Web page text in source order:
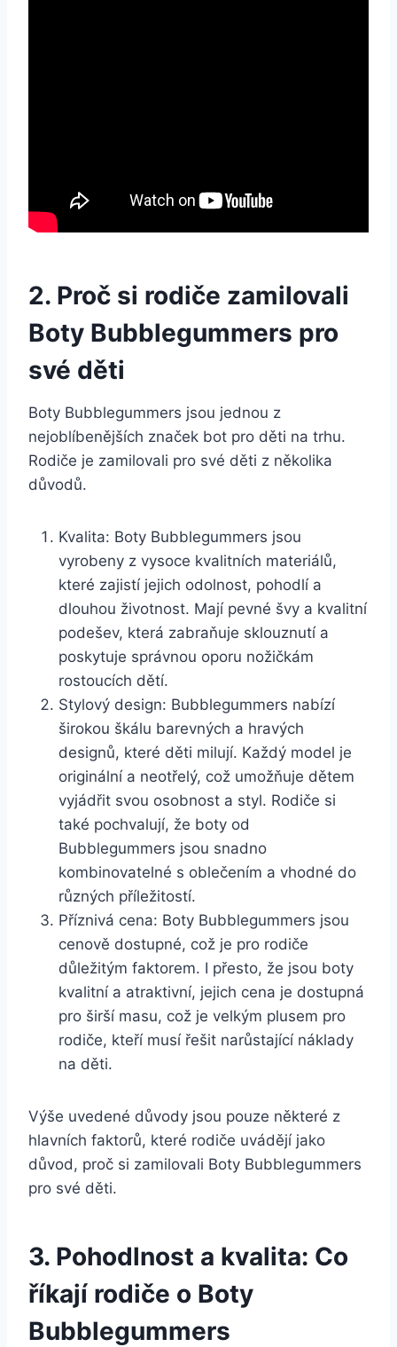
2. Proč ‍si rodiče‌ zamilovali
Boty Bubblegummers ‌pro
své ⁤děti
Boty Bubblegummers⁤ jsou jednou z​
nejoblíbenějších značek bot pro děti‍ na trhu.
⁢Rodiče je zamilovali pro ​své​ děti z několika
důvodů. ⁢
Kvalita: Boty Bubblegummers jsou
vyrobeny z vysoce kvalitních materiálů,‍
které zajistí jejich ​odolnost, ‌pohodlí a
dlouhou životnost. Mají ⁤pevné⁤ švy ‌a kvalitní
podešev, která‍ zabraňuje ‌sklouznutí​ a
poskytuje‍ správnou oporu nožičkám
rostoucích dětí.
Stylový⁢ design:‍ Bubblegummers nabízí
širokou ⁣škálu⁤ barevných​ a hravých
designů, které děti ⁣milují. Každý model je
originální a⁣ neotřelý, ‌což⁢ umožňuje dětem
vyjádřit svou osobnost a styl. ⁢Rodiče⁣ si
také pochvalují, že ‍boty od
Bubblegummers jsou ​snadno
kombinovatelné s oblečením a ‍vhodné ‌do
různých příležitostí.
Příznivá ⁤cena: ‍Boty Bubblegummers jsou
cenově ​dostupné, ​což je pro rodiče
důležitým faktorem. I přesto, že ⁤jsou boty
kvalitní a atraktivní, jejich cena ⁢je⁢ dostupná
pro ⁢širší masu, což ‌je velkým plusem pro
rodiče, kteří ⁢musí řešit ‌narůstající náklady
‌na děti.
Výše uvedené důvody ⁤jsou pouze⁢ některé z
hlavních faktorů, které ‌rodiče‌ uvádějí jako
důvod,⁣ proč si zamilovali Boty ⁤Bubblegummers
pro ‍své děti.
3. Pohodlnost a‍ kvalita: Co
říkají rodiče o ‌Boty
Bubblegummers